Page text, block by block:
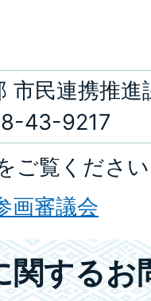
市民連携推
43-9217
ご覧くださ
画審議会
関するお